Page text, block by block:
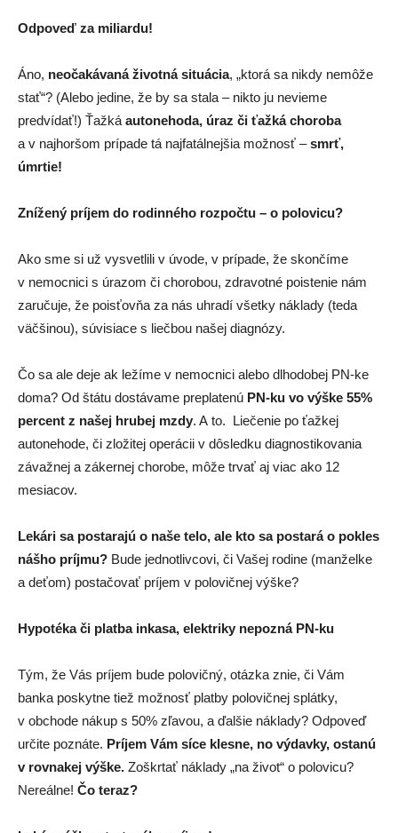
Odpoveď za miliardu!
Áno, neočakávaná životná situácia, „ktorá sa nikdy nemôže
stať“? (Alebo jedine, že by sa stala – nikto ju nevieme
predvídať!) Ťažká autonehoda, úraz či ťažká choroba
a v najhoršom prípade tá najfatálnejšia možnosť –smrť,
úmrtie!
Znížený príjem do rodinného rozpočtu – o polovicu?
Ako sme si už vysvetlili v úvode, v prípade, že skončíme
v nemocnici s úrazom či chorobou, zdravotné poistenie nám
zaručuje, že poisťovňa za nás uhradí všetky náklady (teda
väčšinou), súvisiace s liečbou našej diagnózy.
Čo sa ale deje ak ležíme v nemocnici alebo dlhodobej PN-ke
doma? Od štátu dostávame preplatenú PN-ku vo výške 55%
percent z našej hrubej mzdy. A to. Liečenie po ťažkej
autonehode, či zložitej operácii v dôsledku diagnostikovania
závažnej a zákernej chorobe, môže trvať aj viac ako 12
mesiacov.
Lekári sa postarajú o naše telo, ale kto sa postará o pokles
nášho príjmu? Bude jednotlivcovi, či Vašej rodine (manželke
a deťom) postačovať príjem v polovičnej výške?
Hypotéka či platba inkasa, elektriky nepozná PN-ku
Tým, že Vás príjem bude polovičný, otázka znie, či Vám
banka poskytne tiež možnosť platby polovičnej splátky,
v obchode nákup s 50% zľavou, a ďalšie náklady? Odpoveď
určite poznáte. Príjem Vám síce klesne, no výdavky, ostanú
v rovnakej výške. Zoškrtať náklady „na život“ o polovicu?
Nereálne! Čo teraz?